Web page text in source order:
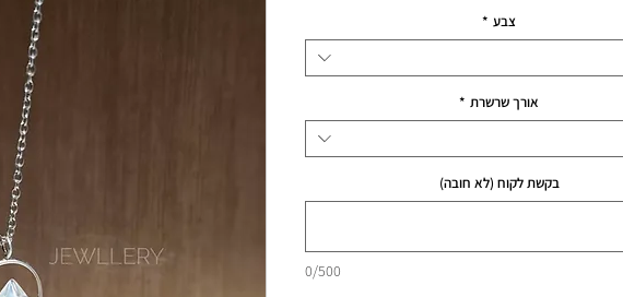
צבע *
אורך שרשרת *
בקשת לקוח (לא חובה)
0/500